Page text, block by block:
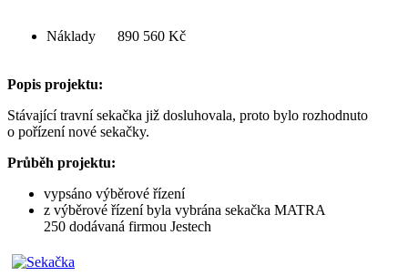
Náklady 890 560 Kč
Popis projektu:
Stávající travní sekačka již dosluhovala, proto bylo rozhodnuto
o pořízení nové sekačky.
Průběh projektu:
vypsáno výběrové řízení
z výběrové řízení byla vybrána sekačka MATRA
250 dodávaná firmou Jestech